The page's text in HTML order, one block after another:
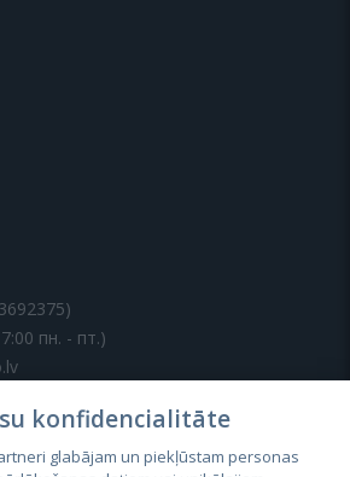
пн. - пт.)
konfidencialitāte
glabājam un piekļūstam personas